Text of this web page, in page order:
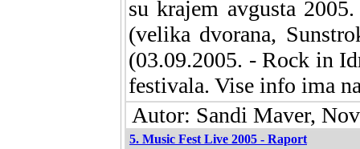
su krajem avgusta
(velika dvorana,
(03.09.2005. - Rock in
festivala. Vise info ima
Autor: Sandi Maver,
5. Music Fest Live 2005 - Raport